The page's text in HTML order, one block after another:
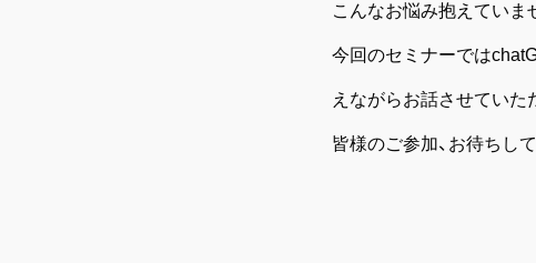
こんなお悩み抱えていま
今回のセミナーでは
えながらお話させていた
皆様のご参加、お待ちして